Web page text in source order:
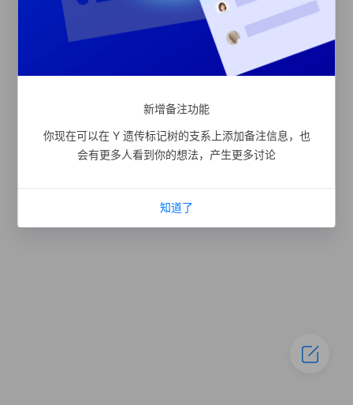
新增备注功能
你现在可以在 Y 遗传标记树的支系上添加备注信息，也
会有更多人看到你的想法，产生更多讨论
知道了